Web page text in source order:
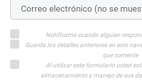
Notifícame cuando alguien
Guarda los detalles anteriores en este
que comente
Al utilizar este formulario usted
almacenamiento y manejo de sus